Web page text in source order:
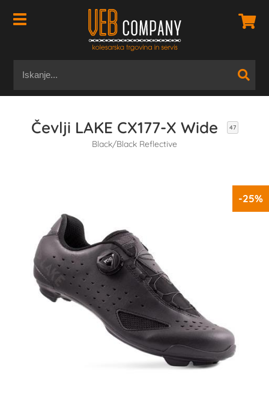
Čevlji LAKE CX177-X Wide 47
Black/Black Reflective
-25%